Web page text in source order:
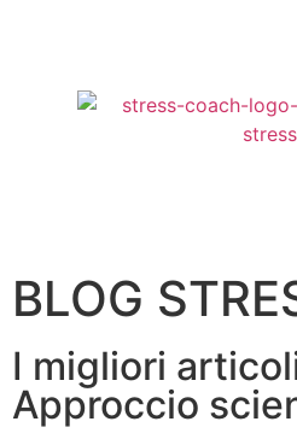
BLOG
I migliori
Approccio